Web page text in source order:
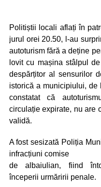
Politiștii locali aflați în
jurul orei 20.50, l-au
autoturism fără a deține
lovit cu mașina stâlpul
despărțitor al sensurilor
istorică a municipiului, de
constatat că
circulație expirate, nu are
validă.
A fost sesizată Poliția
infracțiuni comise
de albaiulian, fiind
începerii urmăririi penale.